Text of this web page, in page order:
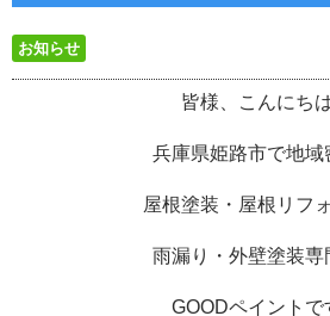
お知らせ
皆様、こんにちは
兵庫県姫路市で地域
屋根塗装・屋根リフ
雨漏り・外壁塗装専
GOODペイントで